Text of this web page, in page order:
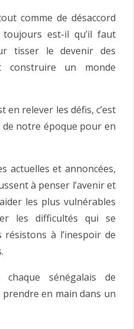
comme de désaccord
toujours est-il qu’il faut
tisser le devenir des
construire un monde
en relever les défis, c’est
notre époque pour en
actuelles et annoncées,
à penser l’avenir et
les plus vulnérables
les difficultés qui se
à l’inespoir de
sénégalais de
en main dans un